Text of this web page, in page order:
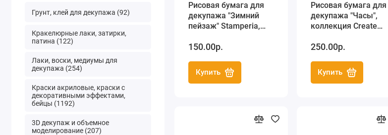
Грунт, клей для декупажа (92)
Кракелюрные лаки, затирки,
патина (122)
Лаки, воски, медиумы для
декупажа (254)
Краски акриловые, краски с
декоративными эффектами,
бейцы (1192)
3D декупаж и объемное
моделирование (207)
Рисовая бумага для
декупажа "Зимний
пейзаж" Stamperia,
150.00р.
Купить
Рисовая бумага для
декупажа "Часы",
коллекция Create
А4
250.00р.
Купить